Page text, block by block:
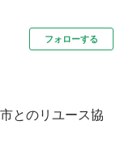
フォローする
とのリユース協